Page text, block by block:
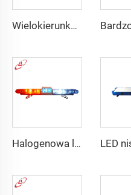
Wielokierunkowe światło ostrzegawcze policyjne
Halogenowa lampka awaryjna policyjna 130 W